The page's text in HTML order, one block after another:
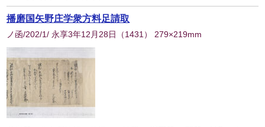
播磨国矢野庄学衆方料足請取
ノ函/202/1/ 永享3年12月28日 （1431 ） 279×219mm